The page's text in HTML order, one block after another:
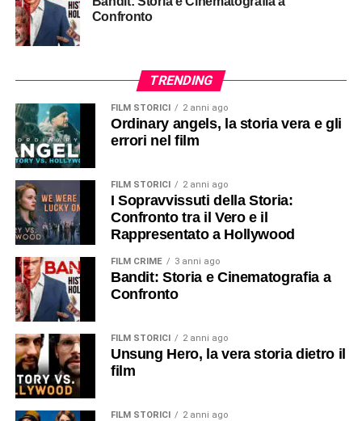
Confronto
TRENDING
FILM STORICI 2 anni ago
Ordinary angels, la storia vera e gli
errori nel film
FILM STORICI 2 anni ago
I Sopravvissuti della Storia:
Confronto tra il Vero e il
Rappresentato a Hollywood
FILM CRIME 3 anni ago
Bandit: Storia e Cinematografia a
Confronto
FILM STORICI 2 anni ago
Unsung Hero, la vera storia dietro il
film
FILM STORICI 2 anni ago